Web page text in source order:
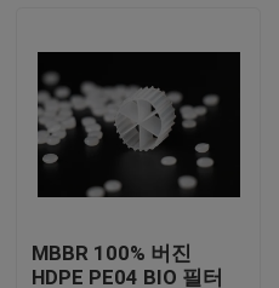
조회를 요청하다
MBBR 필터 미디어
MBBR 전기 매체
MBBR 100% 버진
HDPE PE04 BIO 필터